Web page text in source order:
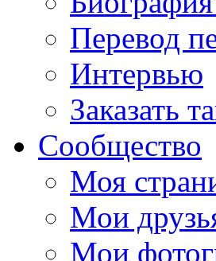
Перевод
Интервью
Заказать
Сообщество
Моя
Мои
Мои